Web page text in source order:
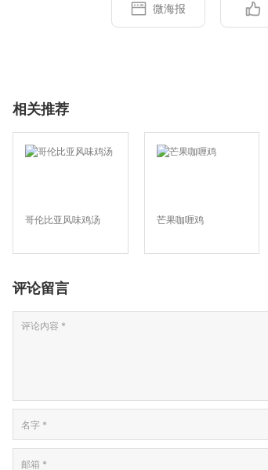
微海报
相关推荐
哥伦比亚风味鸡汤 芒果咖喱鸡
评论留言